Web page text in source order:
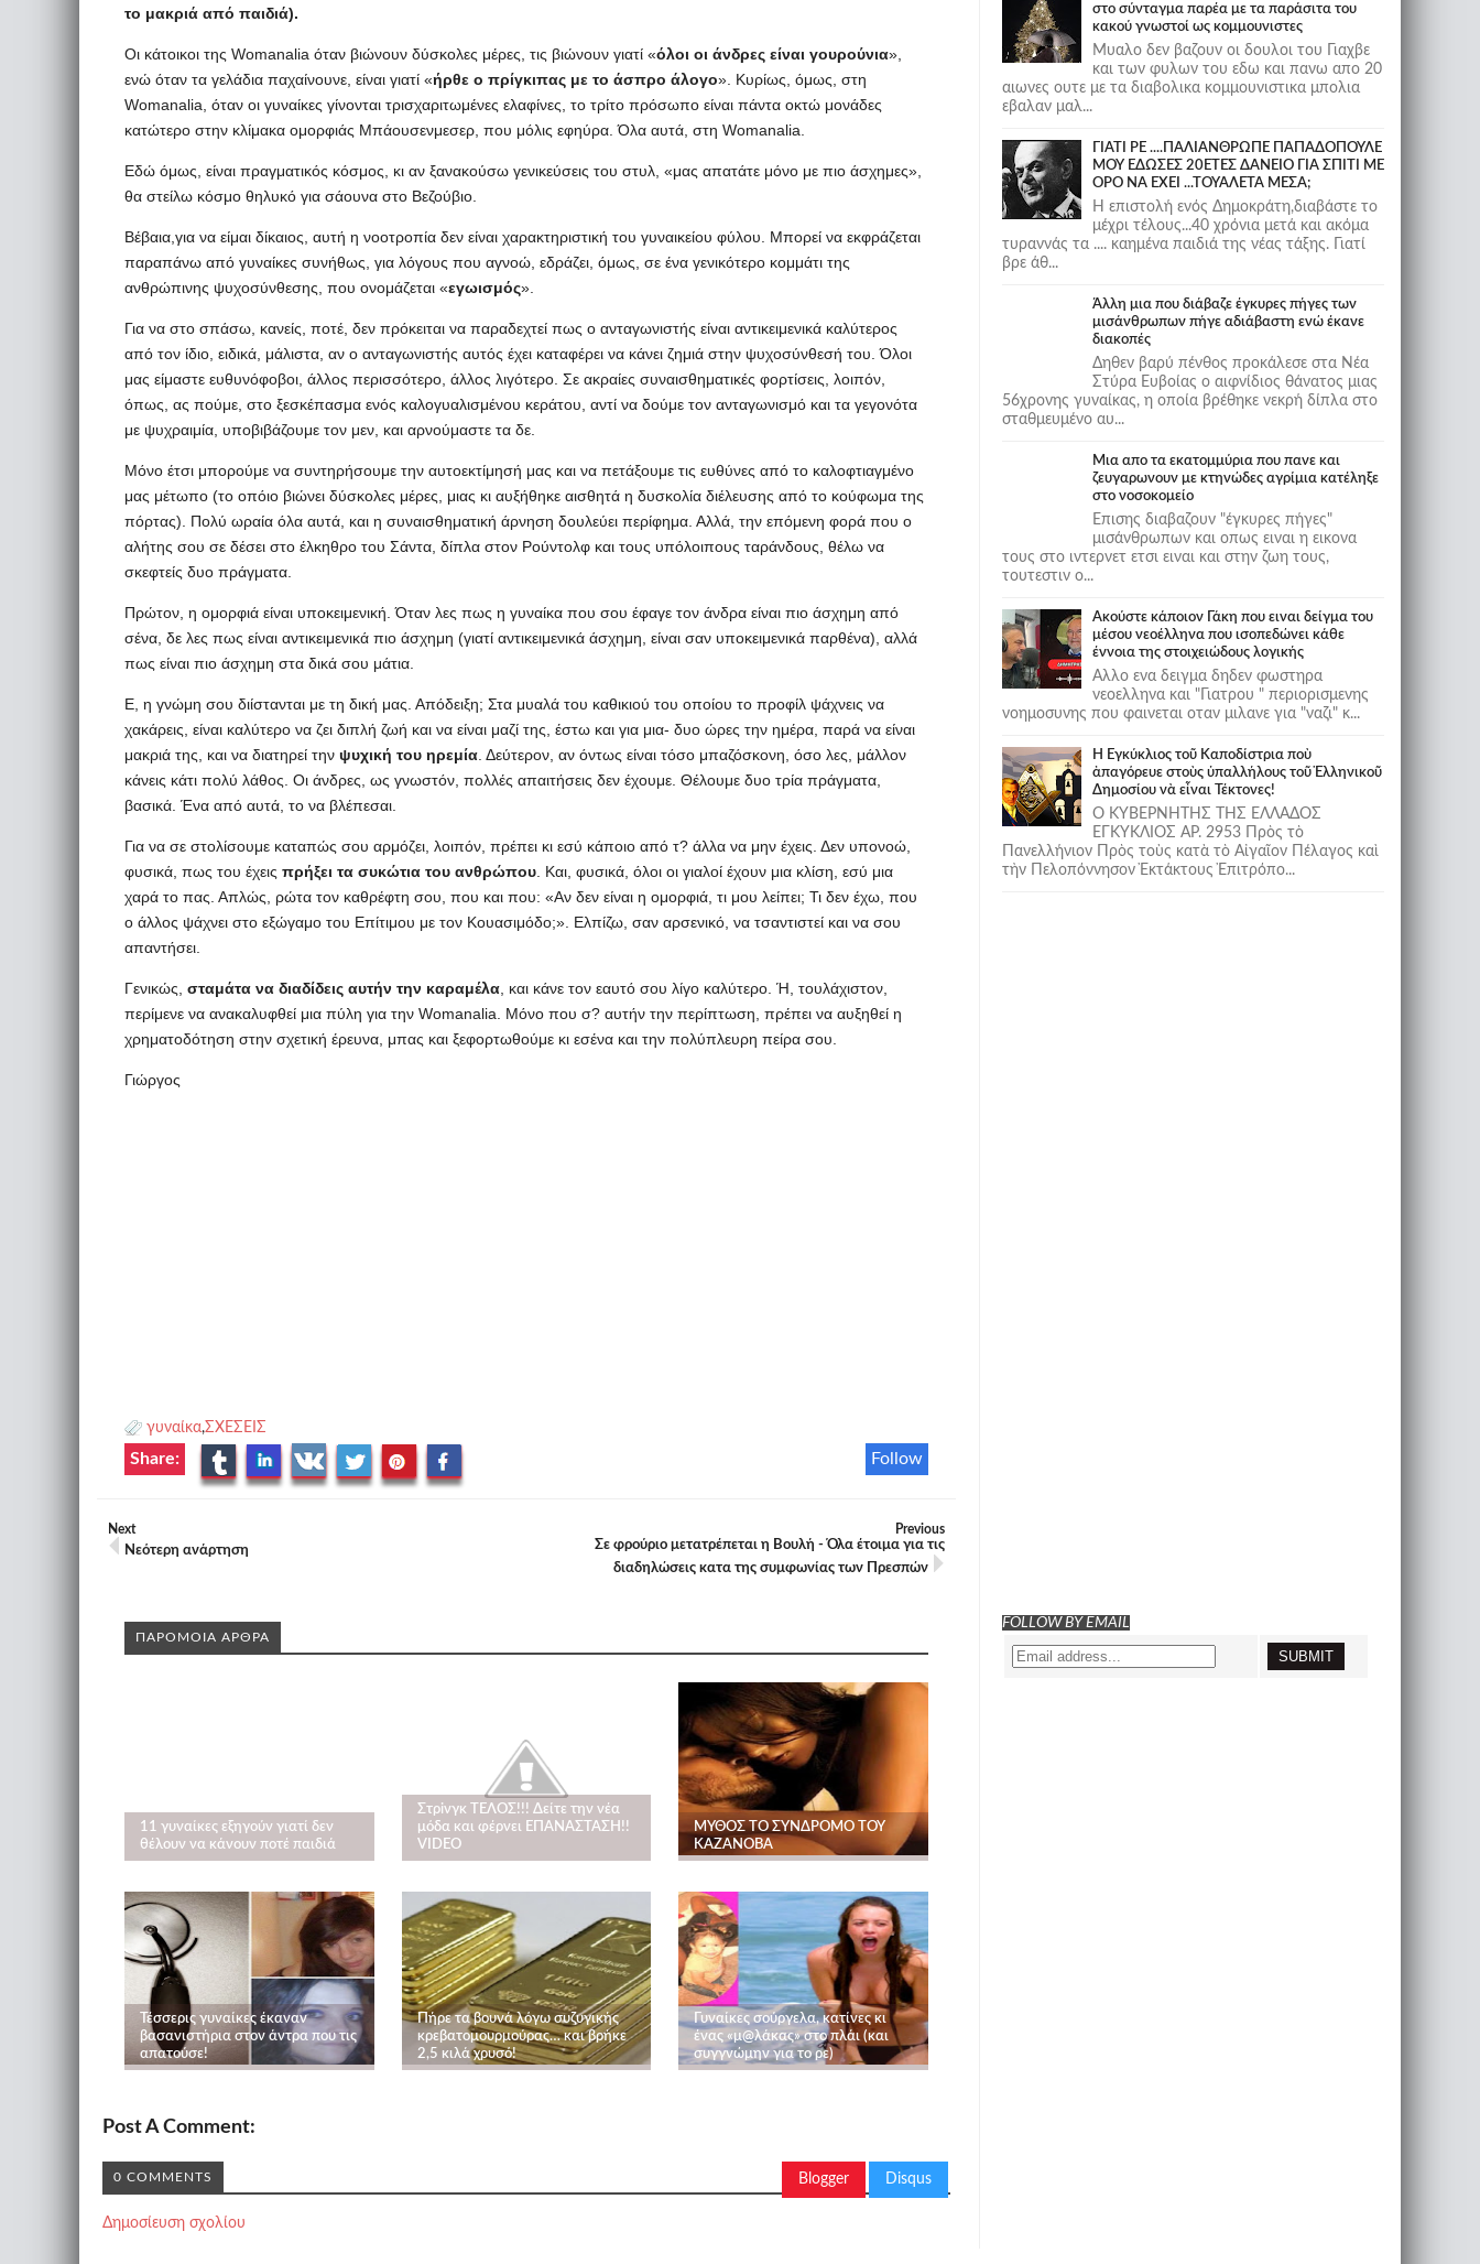
το μακριά από παιδιά).
Οι κάτοικοι της Womanalia όταν βιώνουν δύσκολες μέρες, τις βιώνουν γιατί «όλοι οι άνδρες είναι γουρούνια»,
ενώ όταν τα γελάδια παχαίνουνε, είναι γιατί «ήρθε ο πρίγκιπας με το άσπρο άλογο». Κυρίως, όμως, στη
Womanalia, όταν οι γυναίκες γίνονται τρισχαριτωμένες ελαφίνες, το τρίτο πρόσωπο είναι πάντα οκτώ μονάδες
κατώτερο στην κλίμακα ομορφιάς Μπάουσενμεσερ, που μόλις εφηύρα. Όλα αυτά, στη Womanalia.
Εδώ όμως, είναι πραγματικός κόσμος, κι αν ξανακούσω γενικεύσεις του στυλ, «μας απατάτε μόνο με πιο άσχημες»,
θα στείλω κόσμο θηλυκό για σάουνα στο Βεζούβιο.
Βέβαια,για να είμαι δίκαιος, αυτή η νοοτροπία δεν είναι χαρακτηριστική του γυναικείου φύλου. Μπορεί να εκφράζεται
παραπάνω από γυναίκες συνήθως, για λόγους που αγνοώ, εδράζει, όμως, σε ένα γενικότερο κομμάτι της
ανθρώπινης ψυχοσύνθεσης, που ονομάζεται «εγωισμός».
Για να στο σπάσω, κανείς, ποτέ, δεν πρόκειται να παραδεχτεί πως ο ανταγωνιστής είναι αντικειμενικά καλύτερος
από τον ίδιο, ειδικά, μάλιστα, αν ο ανταγωνιστής αυτός έχει καταφέρει να κάνει ζημιά στην ψυχοσύνθεσή του. Όλοι
μας είμαστε ευθυνόφοβοι, άλλος περισσότερο, άλλος λιγότερο. Σε ακραίες συναισθηματικές φορτίσεις, λοιπόν,
όπως, ας πούμε, στο ξεσκέπασμα ενός καλογυαλισμένου κεράτου, αντί να δούμε τον ανταγωνισμό και τα γεγονότα
με ψυχραιμία, υποβιβάζουμε τον μεν, και αρνούμαστε τα δε.
Μόνο έτσι μπορούμε να συντηρήσουμε την αυτοεκτίμησή μας και να πετάξουμε τις ευθύνες από το καλοφτιαγμένο
μας μέτωπο (το οπόιο βιώνει δύσκολες μέρες, μιας κι αυξήθηκε αισθητά η δυσκολία διέλευσης από το κούφωμα της
πόρτας). Πολύ ωραία όλα αυτά, και η συναισθηματική άρνηση δουλεύει περίφημα. Αλλά, την επόμενη φορά που ο
αλήτης σου σε δέσει στο έλκηθρο του Σάντα, δίπλα στον Ρούντολφ και τους υπόλοιπους ταράνδους, θέλω να
σκεφτείς δυο πράγματα.
Πρώτον, η ομορφιά είναι υποκειμενική. Όταν λες πως η γυναίκα που σου έφαγε τον άνδρα είναι πιο άσχημη από
σένα, δε λες πως είναι αντικειμενικά πιο άσχημη (γιατί αντικειμενικά άσχημη, είναι σαν υποκειμενικά παρθένα), αλλά
πως είναι πιο άσχημη στα δικά σου μάτια.
Ε, η γνώμη σου διίστανται με τη δική μας. Απόδειξη; Στα μυαλά του καθικιού του οποίου το προφίλ ψάχνεις να
χακάρεις, είναι καλύτερο να ζει διπλή ζωή και να είναι μαζί της, έστω και για μια- δυο ώρες την ημέρα, παρά να είναι
μακριά της, και να διατηρεί την ψυχική του ηρεμία . Δεύτερον, αν όντως είναι τόσο μπαζόσκονη, όσο λες, μάλλον
κάνεις κάτι πολύ λάθος. Οι άνδρες, ως γνωστόν, πολλές απαιτήσεις δεν έχουμε. Θέλουμε δυο τρία πράγματα,
βασικά. Ένα από αυτά, το να βλέπεσαι.
Για να σε στολίσουμε καταπώς σου αρμόζει, λοιπόν, πρέπει κι εσύ κάποιο από τ? άλλα να μην έχεις. Δεν υπονοώ,
φυσικά, πως του έχεις πρήξει τα συκώτια του ανθρώπου . Και, φυσικά, όλοι οι γιαλοί έχουν μια κλίση, εσύ μια
χαρά το πας. Απλώς, ρώτα τον καθρέφτη σου, που και που: «Αν δεν είναι η ομορφιά, τι μου λείπει; Τι δεν έχω, που
ο άλλος ψάχνει στο εξώγαμο του Επίτιμου με τον Κουασιμόδο;». Ελπίζω, σαν αρσενικό, να τσαντιστεί και να σου
απαντήσει.
Γενικώς, σταμάτα να διαδίδεις αυτήν την καραμέλα , και κάνε τον εαυτό σου λίγο καλύτερο. Ή, τουλάχιστον,
περίμενε να ανακαλυφθεί μια πύλη για την Womanalia. Μόνο που σ? αυτήν την περίπτωση, πρέπει να αυξηθεί η
χρηματοδότηση στην σχετική έρευνα, μπας και ξεφορτωθούμε κι εσένα και την πολύπλευρη πείρα σου.
Γιώργος
γυναίκα,ΣΧΕΣΕΙΣ
Follow
Share:
Next
Νεότερη ανάρτηση
Previous
Σε φρούριο μετατρέπεται η Βουλή - Όλα έτοιμα για τις
διαδηλώσεις κατα της συμφωνίας των Πρεσπών
ΠΑΡΟΜΟΙΑ ΑΡΘΡΑ
11 γυναίκες εξηγούν γιατί δεν
θέλουν να κάνουν ποτέ παιδιά
Στρiνγκ ΤΕΛΟΣ!!! Δείτε την νέα
μόδα και φέρνει ΕΠΑΝΑΣΤΑΣΗ!!
VIDEO
ΜΥΘΟΣ ΤΟ ΣΥΝΔΡΟΜΟ ΤΟΥ
ΚΑΖΑΝΟΒΑ
Τέσσερις γυναίκες έκαναν
βασανιστήρια στον άντρα που τις
απατούσε!
Πήρε τα βουνά λόγω συζυγικής
κρεβατομουρμούρας… και βρήκε
2,5 κιλά χρυσό!
Γυναίκες σούργελα, κατίνες κι
ένας «μ@λάκας» στο πλάι (και
συγγνώμην για το ρε)
Post A Comment:
Blogger Disqus
0 COMMENTS
Δημοσίευση σχολίου
στο σύνταγμα παρέα με τα παράσιτα του
κακού γνωστοί ως κομμουνιστες
Μυαλο δεν βαζουν οι δουλοι του Γιαχβε
και των φυλων του εδω και πανω απο 20
αιωνες ουτε με τα διαβολικα κομμουνιστικα μπολια
εβαλαν μαλ...
ΓΙΑΤΙ ΡΕ ....ΠΑΛΙΑΝΘΡΩΠΕ ΠΑΠΑΔΟΠΟΥΛΕ
ΜΟΥ ΕΔΩΣΕΣ 20ΕΤΕΣ ΔΑΝΕΙΟ ΓΙΑ ΣΠΙΤΙ ΜΕ
ΟΡΟ ΝΑ ΕΧΕΙ ...ΤΟΥΑΛΕΤΑ ΜΕΣΑ;
Η επιστολή ενός Δημοκράτη,διαβάστε το
μέχρι τέλους...40 χρόνια μετά και ακόμα
τυραννάς τα .... καημένα παιδιά της νέας τάξης. Γιατί
βρε άθ...
Άλλη μια που διάβαζε έγκυρες πήγες των
μισάνθρωπων πήγε αδιάβαστη ενώ έκανε
διακοπές
Δηθεν βαρύ πένθος προκάλεσε στα Νέα
Στύρα Ευβοίας ο αιφνίδιος θάνατος μιας
56χρονης γυναίκας, η οποία βρέθηκε νεκρή δίπλα στο
σταθμευμένο αυ...
Μια απο τα εκατομμύρια που πανε και
ζευγαρωνουν με κτηνώδες αγρίμια κατέληξε
στο νοσοκομείο
Επισης διαβαζουν "έγκυρες πήγες"
μισάνθρωπων και οπως ειναι η εικονα
τους στο ιντερνετ ετσι ειναι και στην ζωη τους,
τουτεστιν ο...
Ακούστε κάποιον Γάκη που ειναι δείγμα του
μέσου νεοέλληνα που ισοπεδώνει κάθε
έννοια της στοιχειώδους λογικής
Αλλο ενα δειγμα δηδεν φωστηρα
νεοελληνα και "Γιατρου " περιορισμενης
νοημοσυνης που φαινεται οταν μιλανε για "ναζι" κ...
Ἡ Ἐγκύκλιος τοῦ Καποδίστρια ποὺ
ἀπαγόρευε στοὺς ὑπαλλήλους τοῦ Ἑλληνικοῦ
Δημοσίου νὰ εἶναι Τέκτονες!
Ο ΚΥΒΕΡΝΗΤΗΣ ΤΗΣ ΕΛΛΑΔΟΣ
ΕΓΚΥΚΛΙΟΣ ΑΡ. 2953 Πρὸς τὸ
Πανελλήνιον Πρὸς τοὺς κατὰ τὸ Αἰγαῖον Πέλαγος καὶ
τὴν Πελοπόννησον Ἐκτάκτους Ἐπιτρόπο...
FOLLOW BY EMAIL